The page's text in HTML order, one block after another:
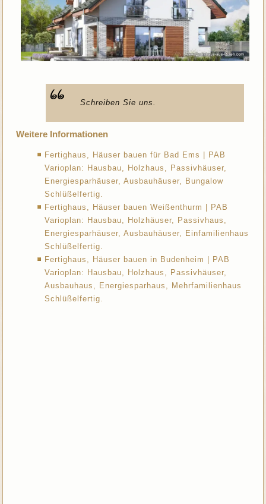
Schreiben Sie uns.
Weitere Informationen
Fertighaus, Häuser bauen für Bad Ems | PAB
Varioplan: Hausbau, Holzhaus, Passivhäuser,
Energiesparhäuser, Ausbauhäuser, Bungalow
Schlüßelfertig.
Fertighaus, Häuser bauen Weißenthurm | PAB
Varioplan: Hausbau, Holzhäuser, Passivhaus,
Energiesparhäuser, Ausbauhäuser, Einfamilienhaus
Schlüßelfertig.
Fertighaus, Häuser bauen in Budenheim | PAB
Varioplan: Hausbau, Holzhaus, Passivhäuser,
Ausbauhaus, Energiesparhaus, Mehrfamilienhaus
Schlüßelfertig.